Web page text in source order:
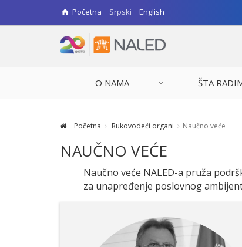
Početna Srpski English
O NAMA ŠTA
Početna Rukovodeći organi Naučno veće
NAUČNO VEĆE
Naučno veće NALED-a pruža
za unapređenje poslovnog